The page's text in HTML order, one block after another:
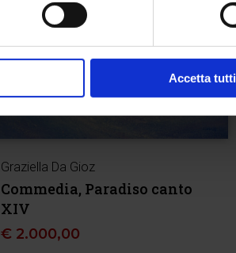
Accetta tutti
Graziella Da Gioz
Commedia, Paradiso canto
XIV
€ 2.000,00